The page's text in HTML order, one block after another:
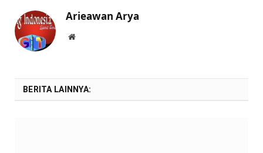
Arieawan Arya
Website
BERITA LAINNYA: